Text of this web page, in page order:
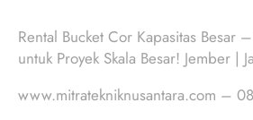
Rental Bucket Cor Kapasitas Besar
untuk Proyek Skala Besar! Jember
www.mitratekniknusantara.com –